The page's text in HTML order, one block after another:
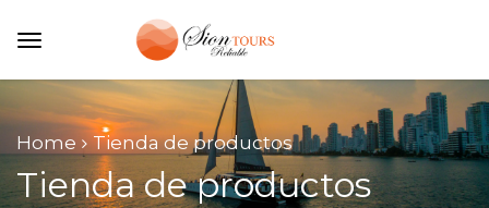
Home Tienda de productos
Tienda de productos